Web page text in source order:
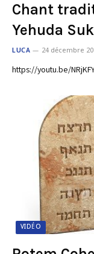
Chant
Yehuda
LUCA 24 décembre
https://youtu.be/
VIDÉO